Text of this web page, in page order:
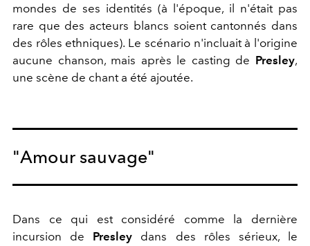
mondes de ses identités (à l'époque, il n'était pas
rare que des acteurs blancs soient cantonnés dans
des rôles ethniques). Le scénario n'incluait à l'origine
aucune chanson, mais après le casting de Presley,
une scène de chant a été ajoutée.
"Amour sauvage"
Dans ce qui est considéré comme la dernière
incursion de Presley dans des rôles sérieux, le